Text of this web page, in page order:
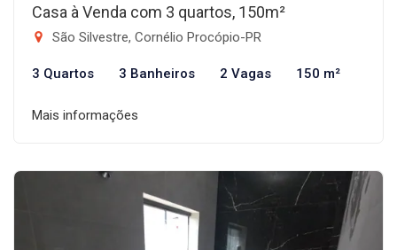
Casa à Venda com 3 quartos, 150m²
São Silvestre, Cornélio Procópio-PR
3 Quartos 3 Banheiros 2 Vagas 150 m²
Mais informações